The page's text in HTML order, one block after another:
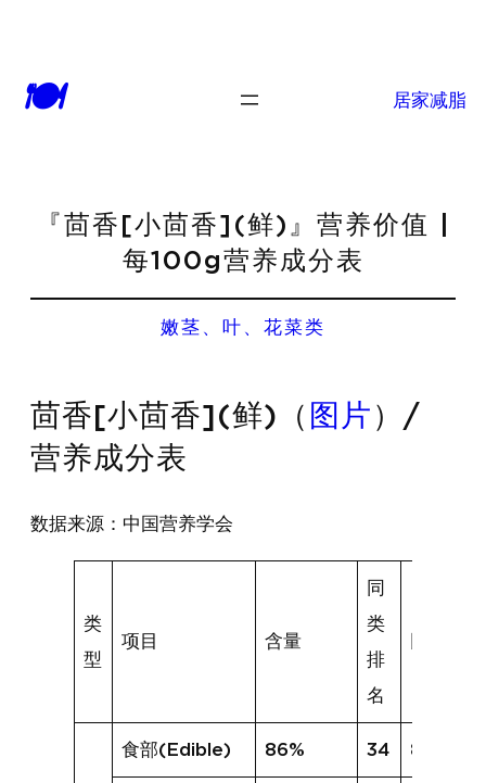
🍽 居家减脂
『茴香[小茴香](鲜)』营养价值 |
每100g营养成分表
嫩茎、叶、花菜类
茴香[小茴香](鲜)（ 图片 ）/
营养成分表
数据来源：中国营养学会
类
型
项目 含量
同
类
排
名
食部(Edible) 86% 34 85%